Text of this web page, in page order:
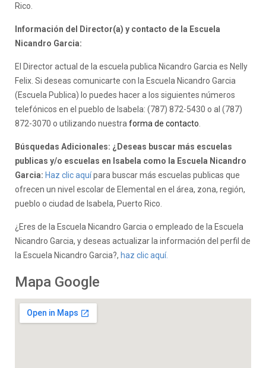
Rico.
Información del Director(a) y contacto de la Escuela
Nicandro Garcia:
El Director actual de la escuela publica Nicandro Garcia es Nelly
Felix. Si deseas comunicarte con la Escuela Nicandro Garcia
(Escuela Publica) lo puedes hacer a los siguientes números
telefónicos en el pueblo de Isabela: (787) 872-5430 o al (787)
872-3070 o utilizando nuestra forma de contacto
Búsquedas Adicionales: ¿Deseas buscar más escuelas
publicas y/o escuelas en Isabela como la Escuela Nicandro
Garcia: Haz clic aquípara buscar más escuelas publicas que
ofrecen un nivel escolar de Elemental en el área, zona, región,
pueblo o ciudad de Isabela, Puerto Rico.
¿Eres de la Escuela Nicandro Garcia o empleado de la Escuela
Nicandro Garcia, y deseas actualizar la información del perfil de
la Escuela Nicandro Garcia?, haz clic aquí.
Mapa Google